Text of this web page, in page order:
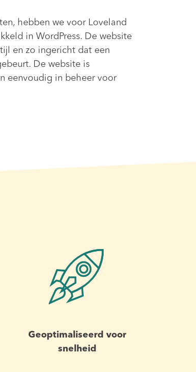
hebben we voor Loveland
in WordPress. De website
en zo ingericht dat een
De website is
eenvoudig in beheer voor
Geoptimaliseerd voor
snelheid